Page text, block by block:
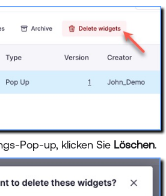
Pop-up, klicken Sie Löschen.